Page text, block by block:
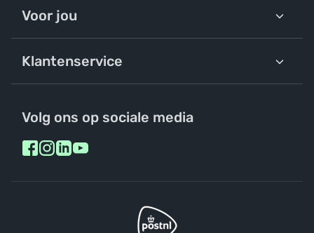
Voor jou
Klantenservice
Volg ons op sociale media